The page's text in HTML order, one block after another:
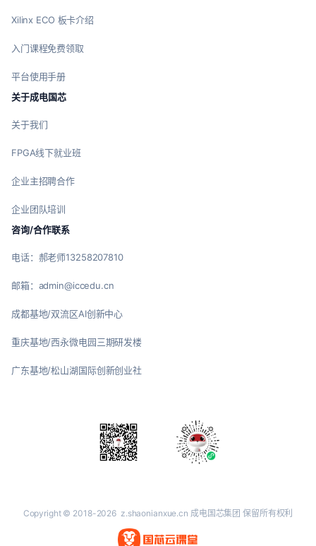
Xilinx ECO 板卡介绍
入门课程免费领取
平台使用手册
关于成电国芯
关于我们
FPGA线下就业班
企业主招聘合作
企业团队培训
咨询/合作联系
电话：郝老师13258207810
邮箱：admin@iccedu.cn
成都基地/双流区AI创新中心
重庆基地/西永微电园三期研发楼
广东基地/松山湖国际创新创业社
Copyright © 2018-2026 z.shaonianxue.cn 成电国芯集团 保留所有权利